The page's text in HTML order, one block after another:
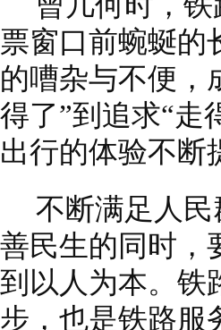
票窗口前蜿蜒的
的嘈杂与不便，
得了”到追求“走
出行的体验不断
不断满足人
善民生的同时，
到以人为本。铁
步，也是铁路服